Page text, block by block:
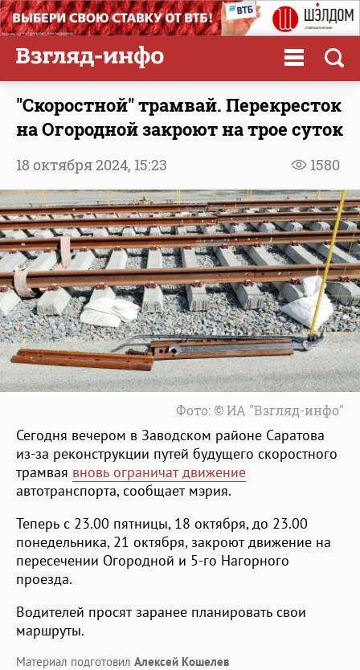
"Скоростной" трамвай. Перекресток
на Огородной закроют на трое суток
1580
18 октября 2024, 15:23
Фото: © ИА "Взгляд-инфо"
Сегодня вечером в Заводском районе Саратова
из-за реконструкции путей будущего скоростного
трамвая вновь ограничат движение
автотранспорта, сообщает мэрия.
Теперь с 23.00 пятницы, 18 октября, до 23.00
понедельника, 21 октября, закроют движение на
пересечении Огородной и 5-го Нагорного
проезда.
Водителей просят заранее планировать свои
маршруты.
Материал подготовил Алексей Кошелев